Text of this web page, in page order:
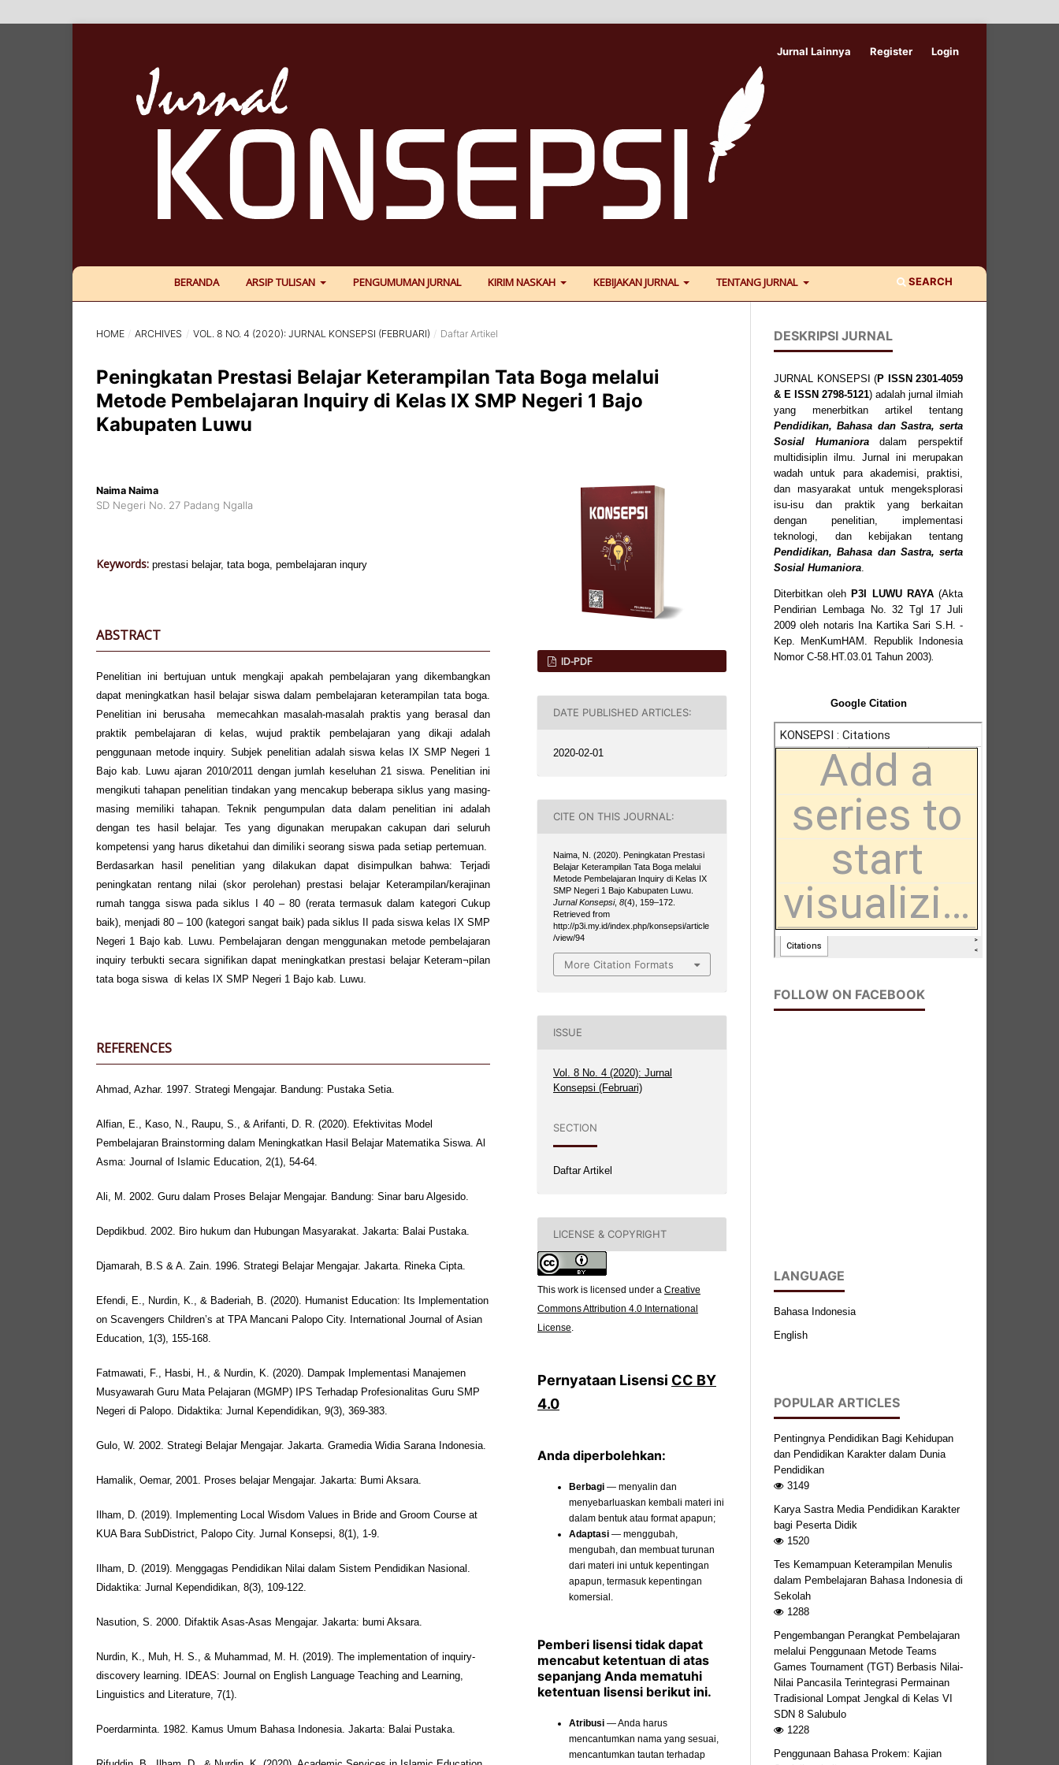
BERANDA ARSIP TULISAN PENGUMUMAN JURNAL KIRIM NASKAH KEBIJAKAN JURNAL TENTANG JURNAL SEARCH
Jurnal Lainnya Register Login
HOME / ARCHIVES / VOL. 8 NO. 4 (2020): JURNAL KONSEPSI (FEBRUARI) / Daftar Artikel
Peningkatan Prestasi Belajar Keterampilan Tata Boga melalui
Metode Pembelajaran Inquiry di Kelas IX SMP Negeri 1 Bajo
Kabupaten Luwu
Naima Naima
SD Negeri No. 27 Padang Ngalla
Keywords: prestasi belajar, tata boga, pembelajaran inqury
ABSTRACT
Penelitian ini bertujuan untuk mengkaji apakah pembelajaran yang dikembangkan
dapat meningkatkan hasil belajar siswa dalam pembelajaran keterampilan tata boga.
Penelitian ini berusaha memecahkan masalah-masalah praktis yang berasal dan
praktik pembelajaran di kelas, wujud praktik pembelajaran yang dikaji adalah
penggunaan metode inquiry. Subjek penelitian adalah siswa kelas IX SMP Negeri 1
Bajo kab. Luwu ajaran 2010/2011 dengan jumlah keseluhan 21 siswa. Penelitian ini
mengikuti tahapan penelitian tindakan yang mencakup beberapa siklus yang masing-
masing memiliki tahapan. Teknik pengumpulan data dalam penelitian ini adalah
dengan tes hasil belajar. Tes yang digunakan merupakan cakupan dari seluruh
kompetensi yang harus diketahui dan dimiliki seorang siswa pada setiap pertemuan.
Berdasarkan hasil penelitian yang dilakukan dapat disimpulkan bahwa: Terjadi
peningkatan rentang nilai (skor perolehan) prestasi belajar Keterampilan/kerajinan
rumah tangga siswa pada siklus I 40 – 80 (rerata termasuk dalam kategori Cukup
baik), menjadi 80 – 100 (kategori sangat baik) pada siklus II pada siswa kelas IX SMP
Negeri 1 Bajo kab. Luwu. Pembelajaran dengan menggunakan metode pembelajaran
inquiry terbukti secara signifikan dapat meningkatkan prestasi belajar Keteram¬pilan
tata boga siswa di kelas IX SMP Negeri 1 Bajo kab. Luwu.
REFERENCES
Ahmad, Azhar. 1997. Strategi Mengajar. Bandung: Pustaka Setia.
Alfian, E., Kaso, N., Raupu, S., & Arifanti, D. R. (2020). Efektivitas Model
Pembelajaran Brainstorming dalam Meningkatkan Hasil Belajar Matematika Siswa. Al
Asma: Journal of Islamic Education, 2(1), 54-64.
Ali, M. 2002. Guru dalam Proses Belajar Mengajar. Bandung: Sinar baru Algesido.
Depdikbud. 2002. Biro hukum dan Hubungan Masyarakat. Jakarta: Balai Pustaka.
Djamarah, B.S & A. Zain. 1996. Strategi Belajar Mengajar. Jakarta. Rineka Cipta.
Efendi, E., Nurdin, K., & Baderiah, B. (2020). Humanist Education: Its Implementation
on Scavengers Children’s at TPA Mancani Palopo City. International Journal of Asian
Education, 1(3), 155-168.
Fatmawati, F., Hasbi, H., & Nurdin, K. (2020). Dampak Implementasi Manajemen
Musyawarah Guru Mata Pelajaran (MGMP) IPS Terhadap Profesionalitas Guru SMP
Negeri di Palopo. Didaktika: Jurnal Kependidikan, 9(3), 369-383.
Gulo, W. 2002. Strategi Belajar Mengajar. Jakarta. Gramedia Widia Sarana Indonesia.
Hamalik, Oemar, 2001. Proses belajar Mengajar. Jakarta: Bumi Aksara.
Ilham, D. (2019). Implementing Local Wisdom Values in Bride and Groom Course at
KUA Bara SubDistrict, Palopo City. Jurnal Konsepsi, 8(1), 1-9.
Ilham, D. (2019). Menggagas Pendidikan Nilai dalam Sistem Pendidikan Nasional.
Didaktika: Jurnal Kependidikan, 8(3), 109-122.
Nasution, S. 2000. Difaktik Asas-Asas Mengajar. Jakarta: bumi Aksara.
Nurdin, K., Muh, H. S., & Muhammad, M. H. (2019). The implementation of inquiry-
discovery learning. IDEAS: Journal on English Language Teaching and Learning,
Linguistics and Literature, 7(1).
Poerdarminta. 1982. Kamus Umum Bahasa Indonesia. Jakarta: Balai Pustaka.
ID-PDF
DATE PUBLISHED ARTICLES:
2020-02-01
CITE ON THIS JOURNAL:
Naima, N. (2020). Peningkatan Prestasi
Belajar Keterampilan Tata Boga melalui
Metode Pembelajaran Inquiry di Kelas IX
SMP Negeri 1 Bajo Kabupaten Luwu.
Jurnal Konsepsi,8(4), 159–172.
Retrieved from
http://p3i.my.id/index.php/konsepsi/article
/view/94
More Citation Formats
ISSUE
Vol. 8 No. 4 (2020): Jurnal
Konsepsi (Februari)
SECTION
Daftar Artikel
LICENSE & COPYRIGHT
This work is licensed under a Creative
Commons Attribution 4.0 International
License
Pernyataan Lisensi CC BY
4.0
Anda diperbolehkan:
Berbagi — menyalin dan
menyebarluaskan kembali materi ini
dalam bentuk atau format apapun;
Adaptasi — menggubah,
mengubah, dan membuat turunan
dari materi ini untuk kepentingan
apapun, termasuk kepentingan
komersial.
Pemberi lisensi tidak dapat
mencabut ketentuan di atas
sepanjang Anda mematuhi
ketentuan lisensi berikut ini.
Atribusi — Anda harus
mencantumkan nama yang sesuai,
mencantumkan tautan terhadap
DESKRIPSI JURNAL
JURNAL KONSEPSI (P ISSN 2301-4059
& E ISSN 2798-5121) adalah jurnal ilmiah
yang menerbitkan artikel tentang
Pendidikan, Bahasa dan Sastra, serta
Sosial Humanioradalam perspektif
multidisiplin ilmu. Jurnal ini merupakan
wadah untuk para akademisi, praktisi,
dan masyarakat untuk mengeksplorasi
isu-isu dan praktik yang berkaitan
dengan penelitian, implementasi
teknologi, dan kebijakan tentang
Pendidikan, Bahasa dan Sastra, serta
Sosial Humaniora
Diterbitkan oleh P3I LUWU RAYA(Akta
Pendirian Lembaga No. 32 Tgl 17 Juli
2009 oleh notaris Ina Kartika Sari S.H. -
Kep. MenKumHAM. Republik Indonesia
Nomor C-58.HT.03.01 Tahun 2003)
Google Citation
FOLLOW ON FACEBOOK
LANGUAGE
Bahasa Indonesia
English
POPULAR ARTICLES
Pentingnya Pendidikan Bagi Kehidupan
dan Pendidikan Karakter dalam Dunia
Pendidikan
3149
Karya Sastra Media Pendidikan Karakter
bagi Peserta Didik
1520
Tes Kemampuan Keterampilan Menulis
dalam Pembelajaran Bahasa Indonesia di
Sekolah
1288
Pengembangan Perangkat Pembelajaran
melalui Penggunaan Metode Teams
Games Tournament (TGT) Berbasis Nilai-
Nilai Pancasila Terintegrasi Permainan
Tradisional Lompat Jengkal di Kelas VI
SDN 8 Salubulo
1228
Penggunaan Bahasa Prokem: Kajian